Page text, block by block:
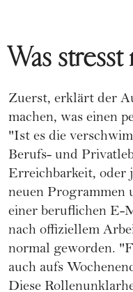
Was
Zuerst, erklärt der
machen, was einen
"Ist es die
Berufs- und
Erreichbarkeit, oder
neuen Programmen
einer beruflichen E-
nach offiziellem
normal geworden.
auch aufs
Diese